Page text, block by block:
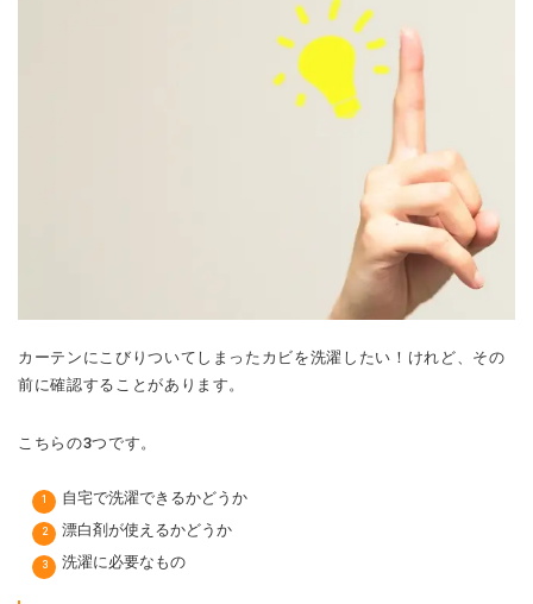
カーテンにこびりついてしまったカビを洗濯したい！けれど、その
前に確認することがあります。
こちらの3つです。
自宅で洗濯できるかどうか
漂白剤が使えるかどうか
洗濯に必要なもの